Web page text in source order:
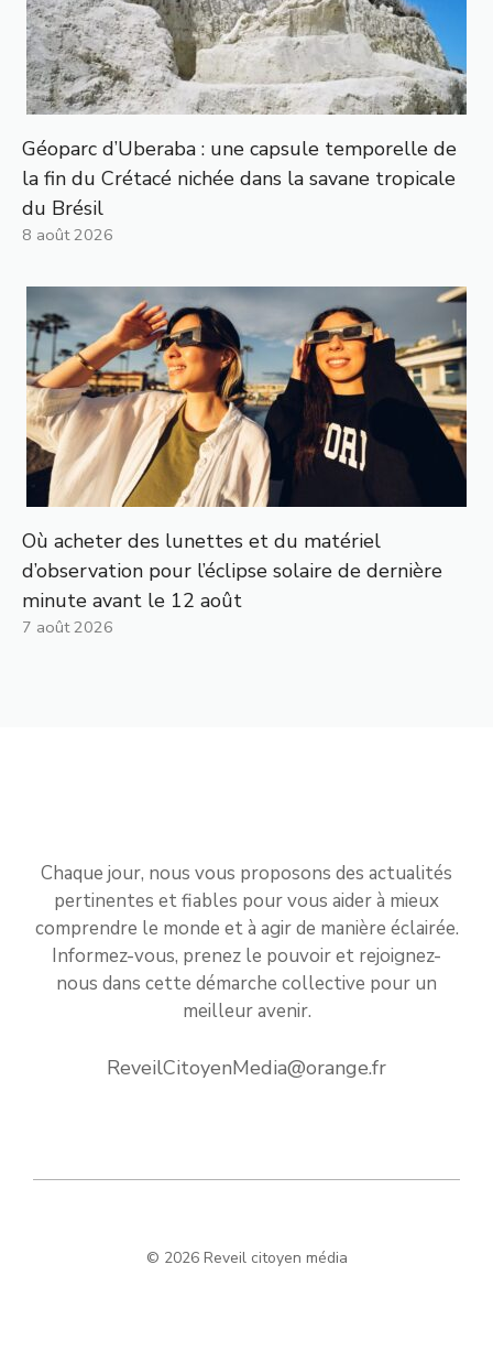
Géoparc d’Uberaba : une capsule temporelle de
la fin du Crétacé nichée dans la savane tropicale
du Brésil
8 août 2026
Où acheter des lunettes et du matériel
d’observation pour l’éclipse solaire de dernière
minute avant le 12 août
7 août 2026
Chaque jour, nous vous proposons des actualités
pertinentes et fiables pour vous aider à mieux
comprendre le monde et à agir de manière éclairée.
Informez-vous, prenez le pouvoir et rejoignez-
nous dans cette démarche collective pour un
meilleur avenir.
ReveilCitoyenMedia@orange.fr
© 2026 Reveil citoyen média